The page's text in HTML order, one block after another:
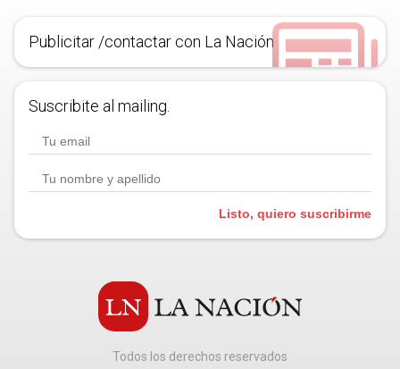
Publicitar /contactar con La Nación
Suscribite al mailing.
Listo, quiero suscribirme
Todos los derechos reservados